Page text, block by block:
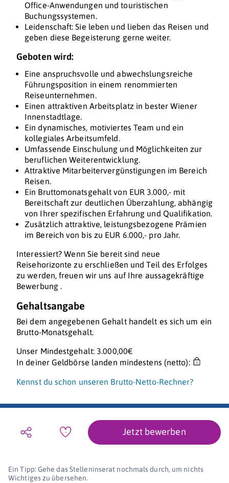
Office-Anwendungen und touristischen
Buchungssystemen.
Leidenschaft: Sie leben und lieben das Reisen und
geben diese Begeisterung gerne weiter.
Geboten wird:
Eine anspruchsvolle und abwechslungsreiche
Führungsposition in einem renommierten
Reiseunternehmen.
Einen attraktiven Arbeitsplatz in bester Wiener
Innenstadtlage.
Ein dynamisches, motiviertes Team und ein
kollegiales Arbeitsumfeld.
Umfassende Einschulung und Möglichkeiten zur
beruflichen Weiterentwicklung.
Attraktive Mitarbeitervergünstigungen im Bereich
Reisen.
Ein Bruttomonatsgehalt von EUR 3.000,- mit
Bereitschaft zur deutlichen Überzahlung, abhängig
von Ihrer spezifischen Erfahrung und Qualifikation.
Zusätzlich attraktive, leistungsbezogene Prämien
im Bereich von bis zu EUR 6.000,- pro Jahr.
Interessiert? Wenn Sie bereit sind neue
Reisehorizonte zu erschließen und Teil des Erfolges
zu werden, freuen wir uns auf Ihre aussagekräftige
Bewerbung .
Gehaltsangabe
Bei dem angegebenen Gehalt handelt es sich um ein
Brutto-Monatsgehalt.
Unser Mindestgehalt: 3.000,00€
In deiner Geldbörse landen mindestens (netto):
Kennst du schon unseren Brutto-Netto-Rechner?
Jetzt bewerben
Ein Tipp: Gehe das Stelleninserat nochmals durch, um nichts
Wichtiges zu übersehen.